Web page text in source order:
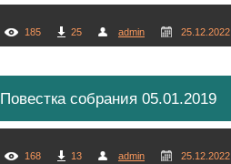
185 25 admin 25.12.2022
Повестка собрания 05.01.2019
168 13 admin 25.12.2022